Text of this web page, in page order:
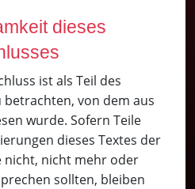
dieses
ist als Teil des
von dem aus
wurde. Sofern Teile
dieses Textes der
nicht, nicht mehr oder
sollten, bleiben